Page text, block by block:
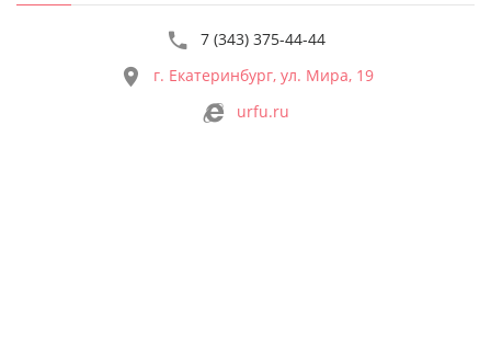
7 (343) 375-44-44
г. Екатеринбург, ул. Мира, 19
urfu.ru